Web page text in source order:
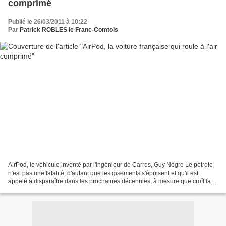
comprimé
Publié le 26/03/2011 à 10:22
Par Patrick ROBLES le Franc-Comtois
AirPod, le véhicule inventé par l'ingénieur de Carros, Guy Nègre Le pétrole
n'est pas une fatalité, d'autant que les gisements s'épuisent et qu'il est
appelé à disparaître dans les prochaines décennies, à mesure que croît la